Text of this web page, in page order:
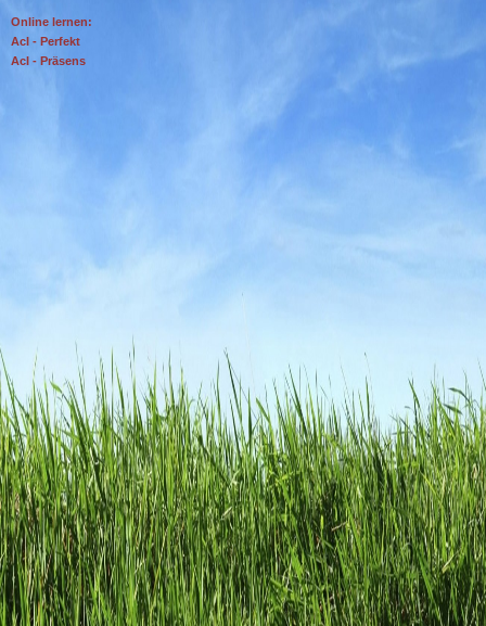
Online lernen:
AcI - Perfekt
AcI - Präsens